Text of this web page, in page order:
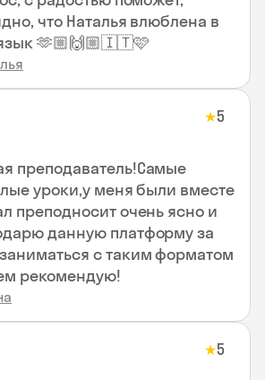
что Наталья влюблена в
🫶🏼🙌🏼🇮🇹🩷
★5
преподаватель!Самые
уроки,у меня были вместе
преподносит очень ясно и
данную платформу за
с таким форматом
рекомендую!
★5